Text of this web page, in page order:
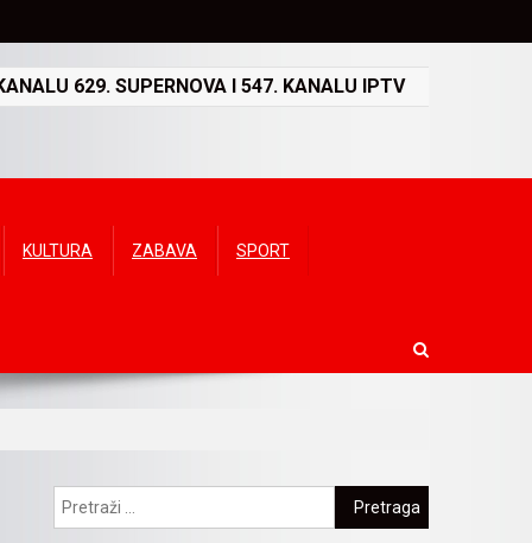
629. SUPERNOVA I 547. KANALU IPTV
KULTURA ZABAVA SPORT
Pretraga: